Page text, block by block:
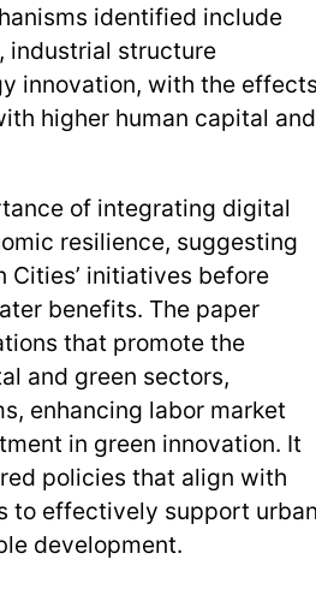
identified include
industrial structure
innovation, with the effects
higher human capital and
of integrating digital
resilience, suggesting
Cities’ initiatives before
benefits. The paper
that promote the
and green sectors,
enhancing labor market
in green innovation. It
policies that align with
to effectively support urban
development.